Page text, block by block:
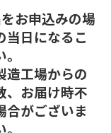
お申込みの場
当日になるこ
工場からの
、お届け時不
合がございま